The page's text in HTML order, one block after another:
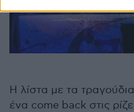
Η λίστα με τα
ένα come back στις